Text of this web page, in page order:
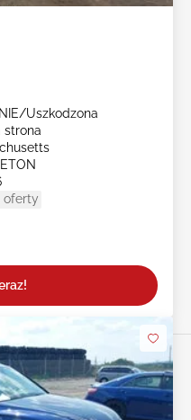
Uszkodzona
strona
oferty